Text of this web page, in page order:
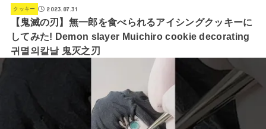
クッキー 2023.07.31
【鬼滅の刃】無一郎を食べられるアイシングクッキーに
してみた! Demon slayer Muichiro cookie decorating
귀멸의칼날 鬼灭之刃